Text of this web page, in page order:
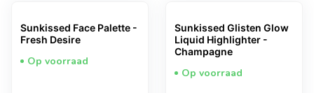
Sunkissed Face Palette -
Fresh Desire
Op voorraad
Sunkissed Glisten Glow
Liquid Highlighter -
Champagne
Op voorraad